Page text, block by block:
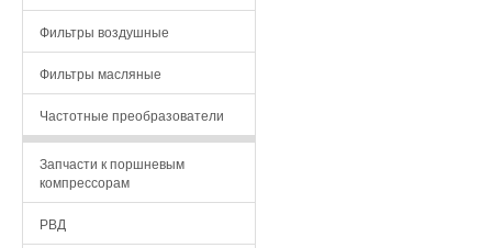
Фильтры воздушные
Фильтры масляные
Частотные преобразователи
Запчасти к поршневым
компрессорам
РВД